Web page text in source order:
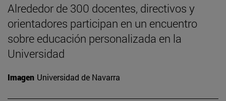
Alrededor de 300 docentes, directivos y
orientadores participan en un encuentro
sobre educación personalizada en la
Universidad
Imagen Universidad de Navarra